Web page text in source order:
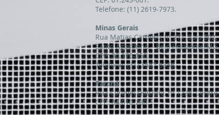
Telefone: (11) 2619-7973.
Minas Gerais
Rua Matias Cardoso, nº 271, Sala
Santo Agostinho – Belo Horizonte/MG,
CEP: 30.170-050.
Telefone: (31) 3567-6356.
Paraná
Rua Coronel Dulcídio, nº 1226, Centro
CEP: 84.010-280.